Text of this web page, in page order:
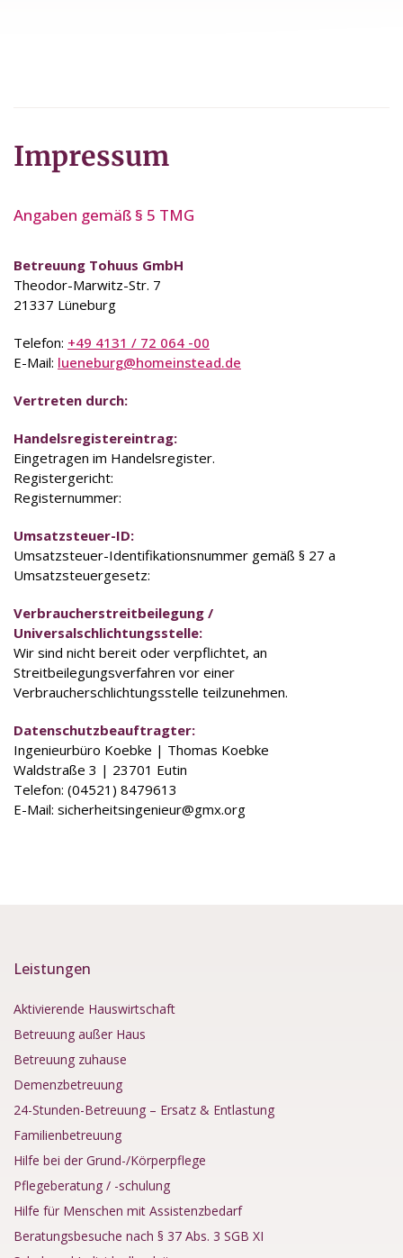
Impressum
Angaben gemäß § 5 TMG
Betreuung Tohuus GmbH
Theodor-Marwitz-Str. 7
21337 Lüneburg
Telefon:
E-Mail:lueneburg@homeinstead.de
Vertreten durch:
Handelsregistereintrag:
Eingetragen im Handelsregister.
Registergericht:
Registernummer:
Umsatzsteuer-Identifikationsnummer gemäß § 27 a
Umsatzsteuergesetz:
Verbraucherstreitbeilegung /
Universalschlichtungsstelle:
Wir sind nicht bereit oder verpflichtet, an
Streitbeilegungsverfahren vor einer
Verbraucherschlichtungsstelle teilzunehmen.
Datenschutz­beauftragter:
Ingenieurbüro Koebke | Thomas Koebke
Waldstraße 3 | 23701 Eutin
Telefon: (04521) 8479613
E-Mail: sicherheitsingenieur@gmx.org
Leistungen
Aktivierende Hauswirtschaft
Betreuung außer Haus
Betreuung zuhause
Demenzbetreuung
24-Stunden-Betreuung – Ersatz & Entlastung
Familienbetreuung
Hilfe bei der Grund-/Körperpflege
Pflegeberatung / -schulung
Hilfe für Menschen mit Assistenzbedarf
Beratungsbesuche nach § 37 Abs. 3 SGB XI
Schul- und Individualbegleitung